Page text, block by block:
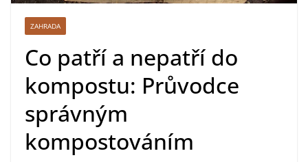
ZAHRADA
Co patří a nepatří do
kompostu: Průvodce
správným
kompostováním